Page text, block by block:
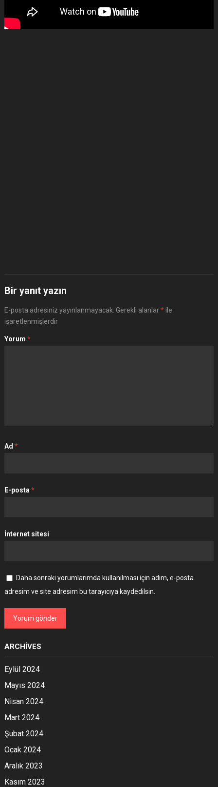
Bir yanıt yazın
E-posta adresiniz yayınlanmayacak. Gerekli alanlar*ile
işaretlenmişlerdir
Yorum *
Ad *
E-posta *
İnternet sitesi
Daha sonraki yorumlarımda kullanılması için adım, e-posta
adresim ve site adresim bu tarayıcıya kaydedilsin.
ARCHIVES
Eylül 2024
Mayıs 2024
Nisan 2024
Mart 2024
Şubat 2024
Ocak 2024
Aralık 2023
Kasım 2023